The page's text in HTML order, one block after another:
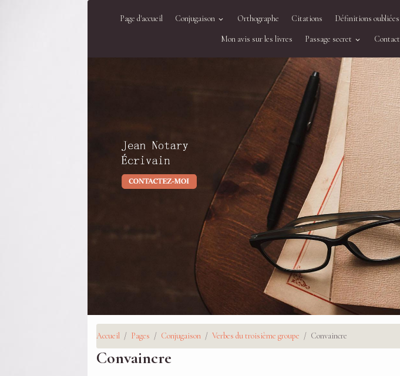
Page d'accueil Conjugaison Orthographe Citations Définitions oubliées
Mon avis sur les livres Passage secret Contact
Accueil Pages Conjugaison Verbes du troisième groupe Convaincre
Convaincre